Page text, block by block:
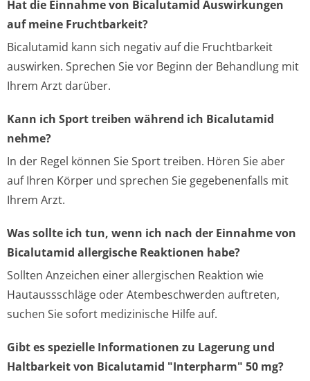
Hat die Einnahme von Bicalutamid Auswirkungen
auf meine Fruchtbarkeit?
Bicalutamid kann sich negativ auf die Fruchtbarkeit
auswirken. Sprechen Sie vor Beginn der Behandlung mit
Ihrem Arzt darüber.
Kann ich Sport treiben während ich Bicalutamid
nehme?
In der Regel können Sie Sport treiben. Hören Sie aber
auf Ihren Körper und sprechen Sie gegebenenfalls mit
Ihrem Arzt.
Was sollte ich tun, wenn ich nach der Einnahme von
Bicalutamid allergische Reaktionen habe?
Sollten Anzeichen einer allergischen Reaktion wie
Hautaussschläge oder Atembeschwerden auftreten,
suchen Sie sofort medizinische Hilfe auf.
Gibt es spezielle Informationen zu Lagerung und
Haltbarkeit von Bicalutamid "Interpharm" 50 mg?